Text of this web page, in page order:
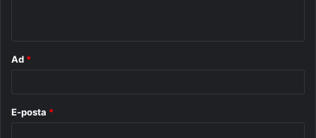
Ad *
E-posta *